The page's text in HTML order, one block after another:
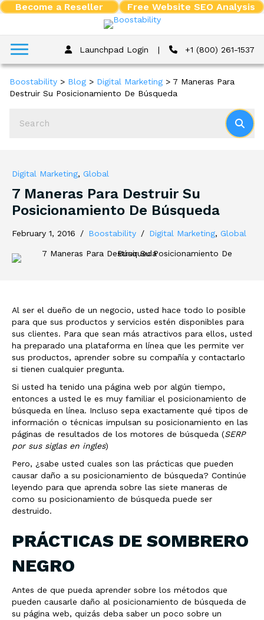
Become a Reseller Free Website SEO Analysis
Launchpad Login | +1 (800) 261-1537
Boostability > Blog > Digital Marketing > 7 Maneras Para
Destruir Su Posicionamiento De Búsqueda
Digital Marketing, Global
7 Maneras Para Destruir Su
Posicionamiento De Búsqueda
February 1, 2016 / Boostability / Digital Marketing, Global
Al ser el dueño de un negocio, usted hace todo lo posible
para que sus productos y servicios estén disponibles para
sus clientes. Para que sean más atractivos para ellos, usted
ha preparado una plataforma en línea que les permite ver
sus productos, aprender sobre su compañía y contactarlo
si tienen cualquier pregunta.
Si usted ha tenido una página web por algún tiempo,
entonces a usted le es muy familiar el posicionamiento de
búsqueda en línea. Incluso sepa exactamente qué tipos de
información o técnicas impulsan su posicionamiento en las
páginas de resultados de los motores de búsqueda (SERP
por sus siglas en ingles)
Pero, ¿sabe usted cuales son las prácticas que pueden
causar daño a su posicionamiento de búsqueda? Continúe
leyendo para que aprenda sobre las siete maneras de
como su posicionamiento de búsqueda puede ser
destruido.
PRÁCTICAS DE SOMBRERO
NEGRO
Antes de que pueda aprender sobre los métodos que
pueden causarle daño al posicionamiento de búsqueda de
su página web, quizás deba saber un poco sobre un